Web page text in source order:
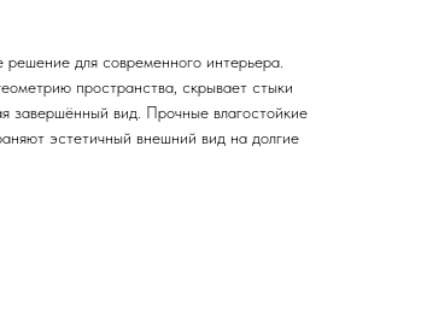
для современного интерьера.
пространства, скрывает стыки
завершённый вид. Прочные влагостойкие
эстетичный внешний вид на долгие